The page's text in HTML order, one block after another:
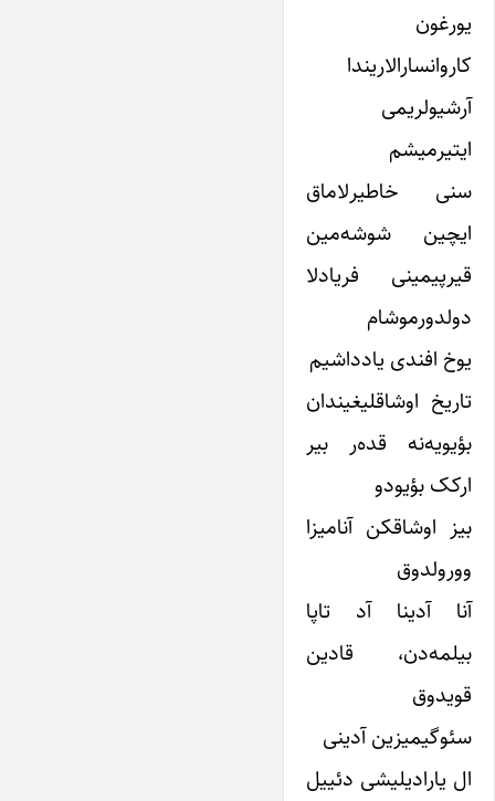
یورغون
کاروانسارالاریندا
آرشیولریمی
ایتیرمیشم
سنی خاطیرلاماق
ایچین شوشه‌مین
قیرپیمینی فریادلا
دولدورموشام
یوخ افندی یادداشیم
تاریخ اوشاقلیغیندان
بؤیویه‌نه قده‌ر بیر
ارکک بؤیودو
بیز اوشاقکن آنامیزا
وورولدوق
آنا آدینا آد تاپا
بیلمه‌دن، قادین
قویدوق
سئوگیمیزین آدینی
ال یارادیلیشی دئییل